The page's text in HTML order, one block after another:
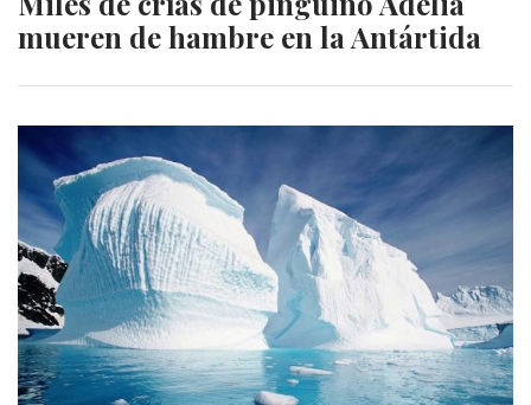
mueren de hambre en la Antártida